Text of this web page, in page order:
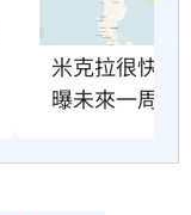
米克拉很快就
曝未來一周天